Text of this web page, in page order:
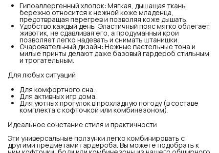
Гипоаллергенный хлопок: Мягкая, дышащая ткань
бережно относится к нежной коже младенца,
предотвращая перегрев и позволяя коже дышать.
Удобство каждый день: Эластичный пояс мягко облегает
животик, не сдавливая его, а продуманный крой
позволяет легко надевать и снимать штанишки.
Очаровательный дизайн: Нежные пастельные тона и
милые принты делают даже базовый гардероб стильным
и трогательным.
Для любых ситуаций
Для комфортного сна.
Для активных игр дома.
Для уютных прогулок в прохладную погоду (в составе
комплекта с кофточкой или комбинезоном).
Идеальное сочетание стиля и практичности
Эти универсальные ползунки легко комбинировать с
другими предметами гардероба. Вы можете подобрать к